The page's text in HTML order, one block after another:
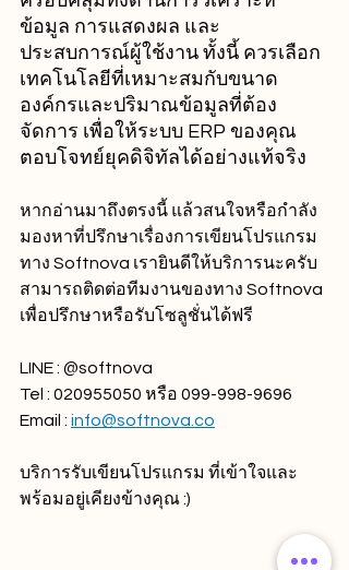
ข้อมูล การแสดงผล และ
ประสบการณ์ผู้ใช้งาน ทั้งนี้ ควรเลือก
เทคโนโลยีที่เหมาะสมกับขนาด
องค์กรและปริมาณข้อมูลที่ต้อง
จัดการ เพื่อให้ระบบ ERP ของคุณ
ตอบโจทย์ยุคดิจิทัลได้อย่างแท้จริง
หากอ่านมาถึงตรงนี้ แล้วสนใจหรือกำลัง
มองหาที่ปรึกษาเรื่องการเขียนโปรแกรม
ทาง Softnova เรายินดีให้บริการนะครับ
สามารถติดต่อทีมงานของทาง Softnova
เพื่อปรึกษาหรือรับโซลูชั่นได้ฟรี
LINE : @softnova
Tel : 020955050 หรือ 099-998-9696
Email : info@softnova.co
บริการรับเขียนโปรแกรม ที่เข้าใจและ
พร้อมอยู่เคียงข้างคุณ :)